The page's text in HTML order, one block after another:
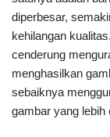
diperbesar,
kehilangan
cenderung
menghasilkan
sebaiknya
gambar yang lebih